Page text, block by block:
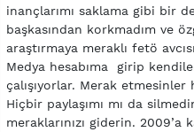
inançlarımı saklama gibi bir
başkasından korkmadım ve
araştırmaya meraklı fetö
Medya hesabıma girip
çalışıyorlar. Merak etmesinler
Hiçbir paylaşımı mı da
meraklarınızı giderin.